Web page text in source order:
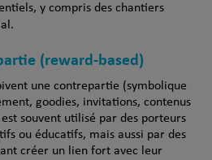
y compris des chantiers
(reward-based)
une contrepartie (symbolique
goodies, invitations, contenus
souvent utilisé par des porteurs
ou éducatifs, mais aussi par des
créer un lien fort avec leur